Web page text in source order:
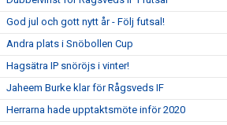
God jul och gott nytt år - Följ futsal!
Andra plats i Snöbollen Cup
Hagsätra IP snöröjs i vinter!
Jaheem Burke klar för Rågsveds IF
Herrarna hade upptaktsmöte inför 2020